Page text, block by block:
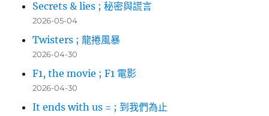
Secrets & lies ; 秘密與謊言
2026-05-04
Twisters ; 龍捲風暴
2026-04-30
F1, the movie ; F1 電影
2026-04-30
It ends with us = ; 到我們為止